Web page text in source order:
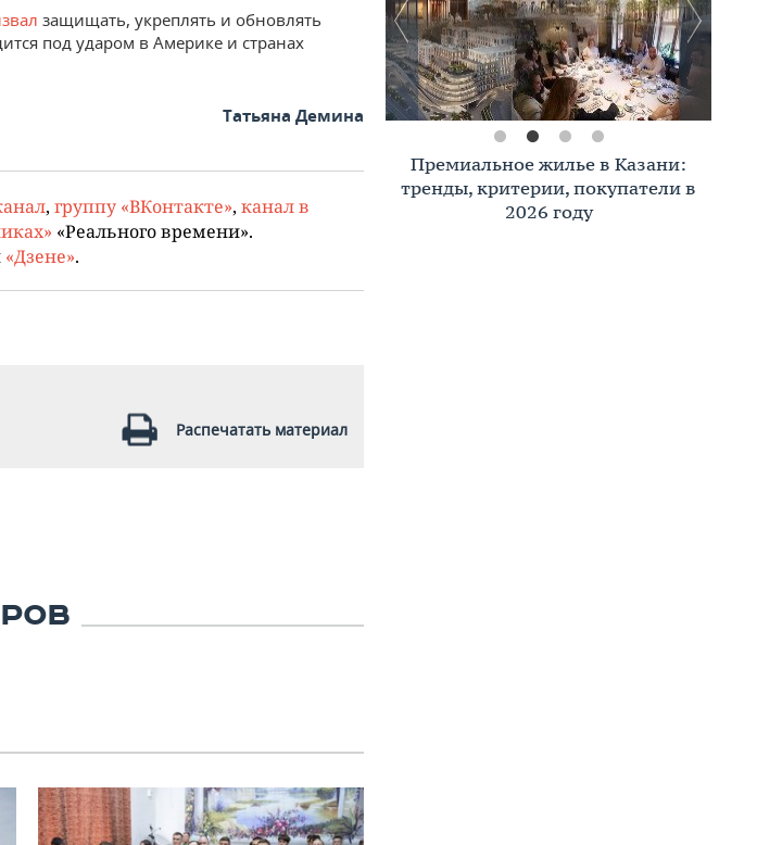
защищать, укреплять и обновлять
под ударом в Америке и странах
Татьяна Демина
, группу «ВКонтакте», канал в
«Реального времени».
«Дзене».
Распечатать материал
Премиальное жилье в Казани:
тренды, критерии, покупатели в
2026 году